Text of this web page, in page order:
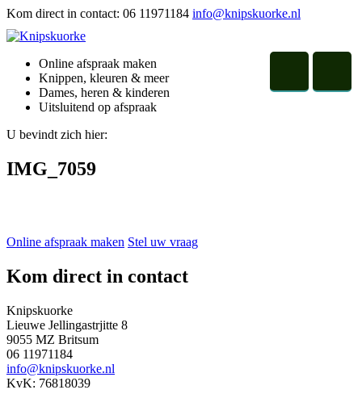
Kom direct in contact: 06 11971184 info@knipskuorke.nl
Online afspraak maken
Knippen, kleuren & meer
Dames, heren & kinderen
Uitsluitend op afspraak
U bevindt zich hier:
IMG_7059
Online afspraak maken Stel uw vraag
Kom direct in contact
Knipskuorke
Lieuwe Jellingastrjitte 8
9055 MZ Britsum
06 11971184
info@knipskuorke.nl
KvK: 76818039